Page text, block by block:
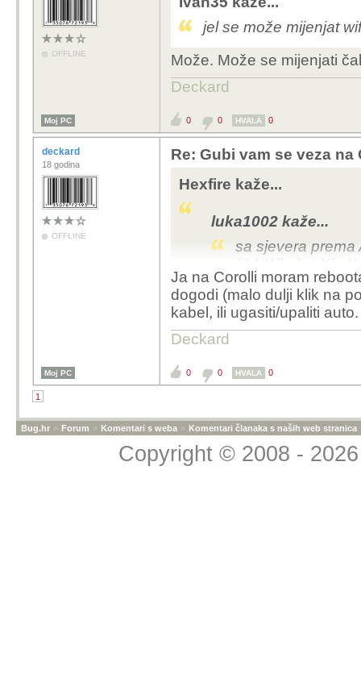
OFFLINE
jel se može mijenjat
Može. Može se mijenjati
Deckard
Moj PC 0 0 HVALA 0
deckard
18 godina
OFFLINE
Re: Gubi vam se veza
Hexfire kaže...
luka1002 kaže...
sa sjevera prema
(AA Wireles Kia
Zanimljivo. Ne vozim
kad i pukne, nakon
razliku od kabla koji
Ja na Corolli moram
dogodi (malo dulji klik na
kabel, ili ugasiti/upaliti auto.
Deckard
Moj PC 0 0 HVALA 0
1
Bug.hr » Forum » Komentari s weba » Komentari članaka s naših web stranica
Copyright © 2008 -